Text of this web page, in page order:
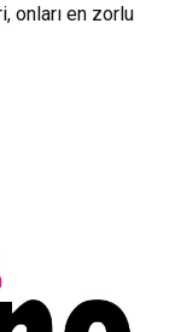
onları en zorlu